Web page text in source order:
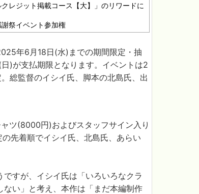
クレジット掲載コース【大】」のリワードに
謝祭イベント参加権
年6月18日(水)までの期間限定・抽
)が支払期限となります。イベントは2
総監督のイシイ氏、脚本の北島氏、出
ツ(8000円)およびスタッフサイン入り
先着順でイシイ氏、北島氏、あらい
すが、イシイ氏は「いろいろなクラ
い」と考え、本作は「まだ本編制作